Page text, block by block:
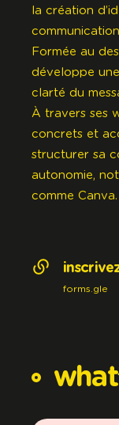
la création
Formée au
développe
clarté du
À travers ses
concrets et
structurer sa
autonomie,
comme Canva.
forms.gle